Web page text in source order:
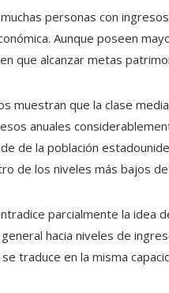
muchas personas con
Aunque poseen
que alcanzar metas
muestran que la clase
anuales
de la población
de los niveles más bajos
parcialmente la idea
hacia niveles de
traduce en la misma